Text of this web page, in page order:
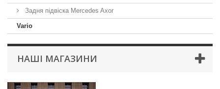
Задня підвіска Mercedes Axor
Vario
НАШІ МАГАЗИНИ